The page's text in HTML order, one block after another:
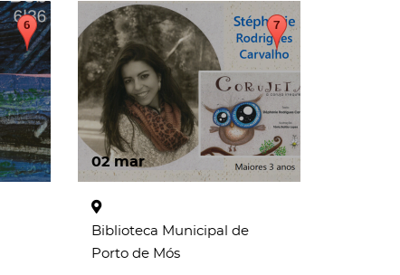
02 mar
Biblioteca Municipal de
Porto de Mós